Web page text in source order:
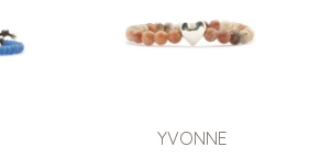
YVONNE